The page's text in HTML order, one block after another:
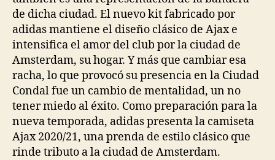
de dicha ciudad. El nuevo kit fabricado por
adidas mantiene el diseño clásico de Ajax e
intensifica el amor del club por la ciudad de
Amsterdam, su hogar. Y más que cambiar esa
racha, lo que provocó su presencia en la Ciudad
Condal fue un cambio de mentalidad, un no
tener miedo al éxito. Como preparación para la
nueva temporada, adidas presenta la camiseta
Ajax 2020/21, una prenda de estilo clásico que
rinde tributo a la ciudad de Amsterdam.